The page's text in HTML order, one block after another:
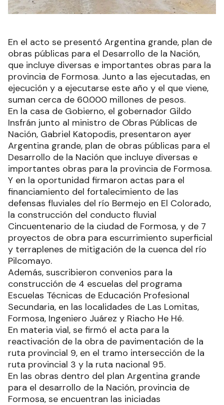
En el acto se presentó Argentina grande, plan de
obras públicas para el Desarrollo de la Nación,
que incluye diversas e importantes obras para la
provincia de Formosa. Junto a las ejecutadas, en
ejecución y a ejecutarse este año y el que viene,
suman cerca de 60.000 millones de pesos.
En la casa de Gobierno, el gobernador Gildo
Insfrán junto al ministro de Obras Públicas de
Nación, Gabriel Katopodis, presentaron ayer
Argentina grande, plan de obras públicas para el
Desarrollo de la Nación que incluye diversas e
importantes obras para la provincia de Formosa.
Y en la oportunidad firmaron actas para el
financiamiento del fortalecimiento de las
defensas fluviales del río Bermejo en El Colorado,
la construcción del conducto fluvial
Cincuentenario de la ciudad de Formosa, y de 7
proyectos de obra para escurrimiento superficial
y terraplenes de mitigación de la cuenca del río
Pilcomayo.
Además, suscribieron convenios para la
construcción de 4 escuelas del programa
Escuelas Técnicas de Educación Profesional
Secundaria, en las localidades de Las Lomitas,
Formosa, Ingeniero Juárez y Riacho He Hé.
En materia vial, se firmó el acta para la
reactivación de la obra de pavimentación de la
ruta provincial 9, en el tramo intersección de la
ruta provincial 3 y la ruta nacional 95.
En las obras dentro del plan Argentina grande
para el desarrollo de la Nación, provincia de
Formosa, se encuentran las iniciadas